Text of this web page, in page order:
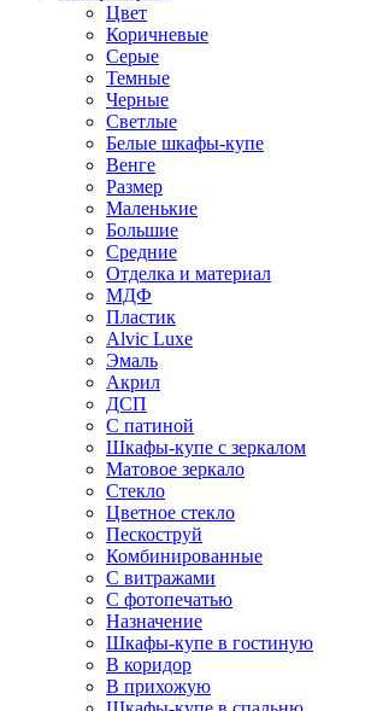
Цвет
Коричневые
Серые
Темные
Черные
Светлые
Белые шкафы-купе
Венге
Размер
Маленькие
Большие
Средние
Отделка и материал
МДФ
Пластик
Alvic Luxe
Эмаль
Акрил
ДСП
С патиной
Шкафы-купе с зеркалом
Матовое зеркало
Стекло
Цветное стекло
Пескоструй
Комбинированные
С витражами
С фотопечатью
Назначение
Шкафы-купе в гостиную
В коридор
В прихожую